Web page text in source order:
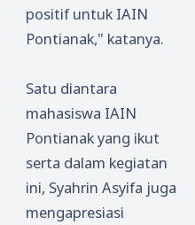
positif untuk IAIN
Pontianak," katanya.
Satu diantara
mahasiswa IAIN
Pontianak yang ikut
serta dalam kegiatan
ini, Syahrin Asyifa juga
mengapresiasi